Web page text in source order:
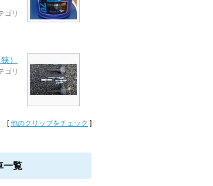
ゴリ
）
ゴリ
[他のクリップをチェック ]
一覧